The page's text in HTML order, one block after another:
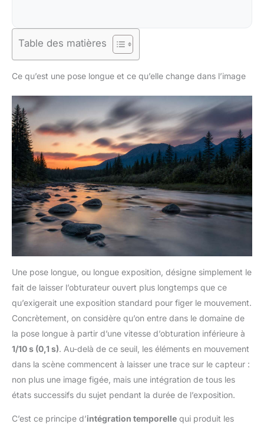
Table des matières
Ce qu’est une pose longue et ce qu’elle change dans l’image
Une pose longue, ou longue exposition, désigne simplement le
fait de laisser l’obturateur ouvert plus longtemps que ce
qu’exigerait une exposition standard pour figer le mouvement.
Concrètement, on considère qu’on entre dans le domaine de
la pose longue à partir d’une vitesse d’obturation inférieure à
1/10 s (0,1 s). Au-delà de ce seuil, les éléments en mouvement
dans la scène commencent à laisser une trace sur le capteur :
non plus une image figée, mais une intégration de tous les
états successifs du sujet pendant la durée de l’exposition.
C’est ce principe d’intégration temporelle qui produit les